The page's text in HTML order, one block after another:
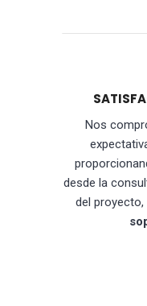
Nos
desde la
del proyecto,